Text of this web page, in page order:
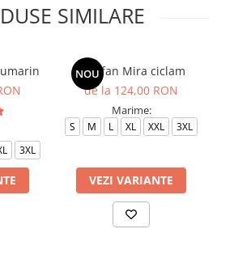
SIMILARE
3XL
NOU
Sarafan Mira ciclam
de la 124,00 RON
Marime:
S M L XL XXL 3XL
VEZI VARIANTE